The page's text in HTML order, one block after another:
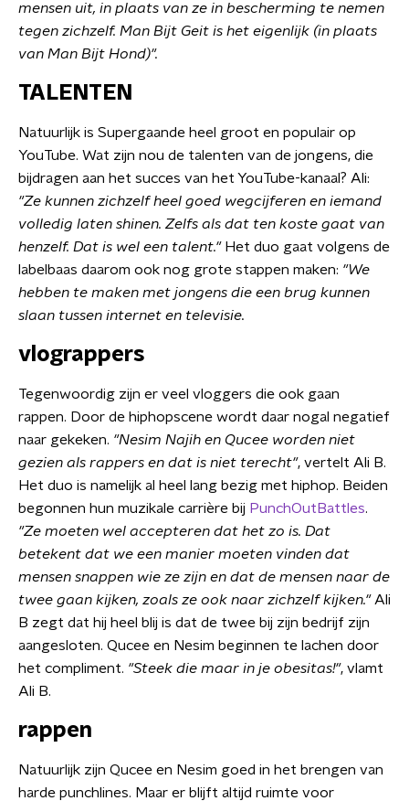
mensen uit, in plaats van ze in bescherming te nemen
tegen zichzelf. Man Bijt Geit is het eigenlijk (in plaats
van Man Bijt Hond)".
TALENTEN
Natuurlijk is Supergaande heel groot en populair op
YouTube. Wat zijn nou de talenten van de jongens, die
bijdragen aan het succes van het YouTube-kanaal? Ali:
"Ze kunnen zichzelf heel goed wegcijferen en iemand
volledig laten shinen. Zelfs als dat ten koste gaat van
henzelf. Dat is wel een talent." Het duo gaat volgens de
labelbaas daarom ook nog grote stappen maken: "We
hebben te maken met jongens die een brug kunnen
slaan tussen internet en televisie.
vlograppers
Tegenwoordig zijn er veel vloggers die ook gaan
rappen. Door de hiphopscene wordt daar nogal negatief
naar gekeken. "Nesim Najih en Qucee worden niet
gezien als rappers en dat is niet terecht", vertelt Ali B.
Het duo is namelijk al heel lang bezig met hiphop. Beiden
begonnen hun muzikale carrière bij PunchOutBattles.
"Ze moeten wel accepteren dat het zo is. Dat
betekent dat we een manier moeten vinden dat
mensen snappen wie ze zijn en dat de mensen naar de
twee gaan kijken, zoals ze ook naar zichzelf kijken." Ali
B zegt dat hij heel blij is dat de twee bij zijn bedrijf zijn
aangesloten. Qucee en Nesim beginnen te lachen door
het compliment. "Steek die maar in je obesitas!", vlamt
Ali B.
rappen
Natuurlijk zijn Qucee en Nesim goed in het brengen van
harde punchlines. Maar er blijft altijd ruimte voor